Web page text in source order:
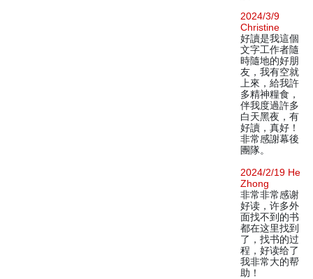
2024/3/9
Christine
好讀是我這個
文字工作者隨
時隨地的好朋
友，我有空就
上來，給我許
多精神糧食，
伴我度過許多
白天黑夜，有
好讀，真好！
非常感謝幕後
團隊。
2024/2/19 He
Zhong
非常非常感谢
好读，许多外
面找不到的书
都在这里找到
了，找书的过
程，好读给了
我非常大的帮
助！